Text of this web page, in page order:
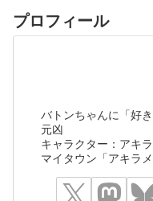
プロフィール
バトンちゃんに「好
元凶
キャラクター：アキ
マイタウン「アキラ